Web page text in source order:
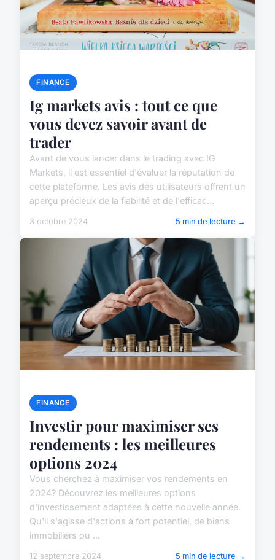
FINANCE
Ig markets avis : tout ce que
vous devez savoir avant de
trader
Avant de vous lancer dans le trading avec IG
Markets, il est essentiel d'évaluer la réputation de
cette plateforme. Les avis des utilisateurs offrent un
aperçu précieux de la fiabilité et de l'efficac...
3 octobre 2024 5 min de lecture →
FINANCE
Investir pour maximiser ses
rendements : les meilleures
options 2024
Vous cherchez à maximiser vos rendements en
2024? Découvrez les meilleures options
d'investissement adaptées à cette nouvelle année.
Qu'il s'agisse d'actions à fort potentiel, de biens
immobiliers ou ...
12 septembre 2024 5 min de lecture →